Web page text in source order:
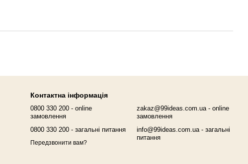
Контактна інформація
0800 330 200 - online
замовлення
0800 330 200 - загальні питання
Передзвонити вам?
zakaz@99ideas.com.ua - online
замовлення
info@99ideas.com.ua - загальні
питання